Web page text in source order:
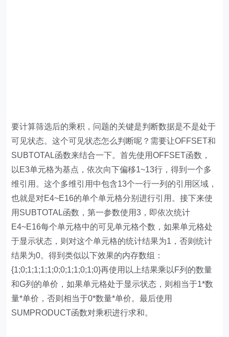
用SUBTOTAL函数，第一参数使用3，即依次统计
E4~E16每个单元格中的可见单元格个数，如果单元格处
于显示状态，则对这个单元格的统计结果为1，否则统计
结果为0。得到类似以下效果的内存数组：
{1;0;1;1;1;1;0;0;1;1;0;1;0}再使用以上结果乘以F列的数量
和G列的单价，如果单元格处于显示状态，则相当于1*数
量*单价，否则相当于0*数量*单价。最后使用
SUMPRODUCT函数对乘积进行求和。
3、筛选后按条件计数
如下图所示，对E列部门执行筛选后，要计算工龄大于3